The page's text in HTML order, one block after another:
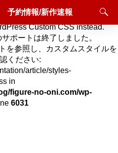
is deprecated since
Custom CSS instead.
ポートは終了しました。
を参照し、カスタムスタイルを
ください:
article/styles-
in
figure-no-oni.com/wp-
6031
予約情報/新作速報